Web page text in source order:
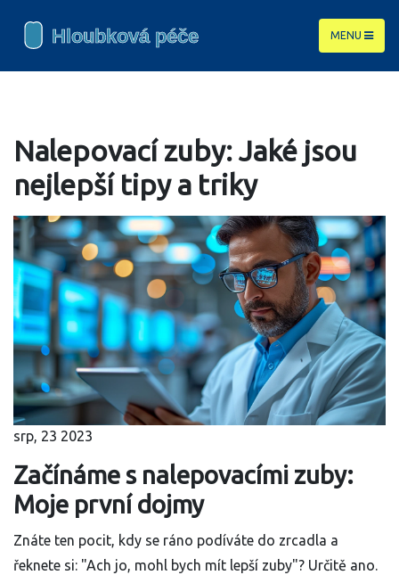
MENU
Nalepovací zuby: Jaké jsou
nejlepší tipy a triky
srp, 23 2023
Začínáme s nalepovacími zuby:
Moje první dojmy
Znáte ten pocit, kdy se ráno podíváte do zrcadla a
řeknete si: "Ach jo, mohl bych mít lepší zuby"? Určitě ano.